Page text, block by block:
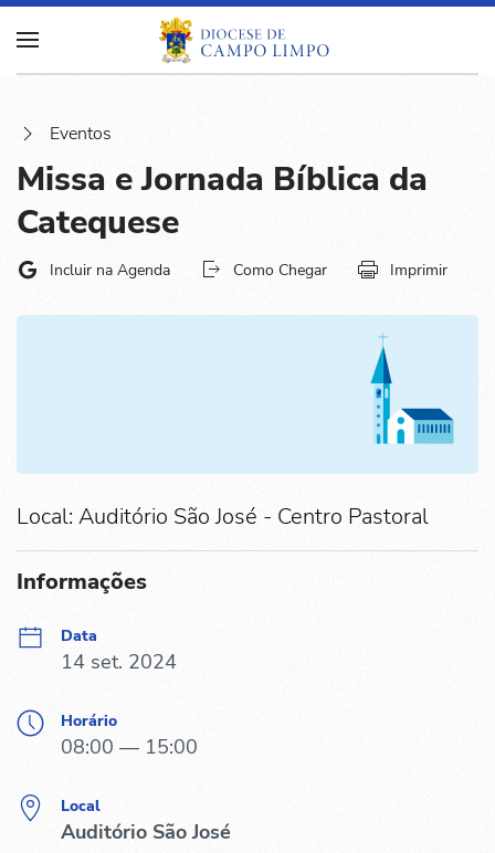
Eventos
Missa e Jornada Bíblica da
Catequese
Incluir na Agenda Como Chegar Imprimir
Local: Auditório São José - Centro Pastoral
Informações
Data
14 set. 2024
Horário
08:00 — 15:00
Local
Auditório São José